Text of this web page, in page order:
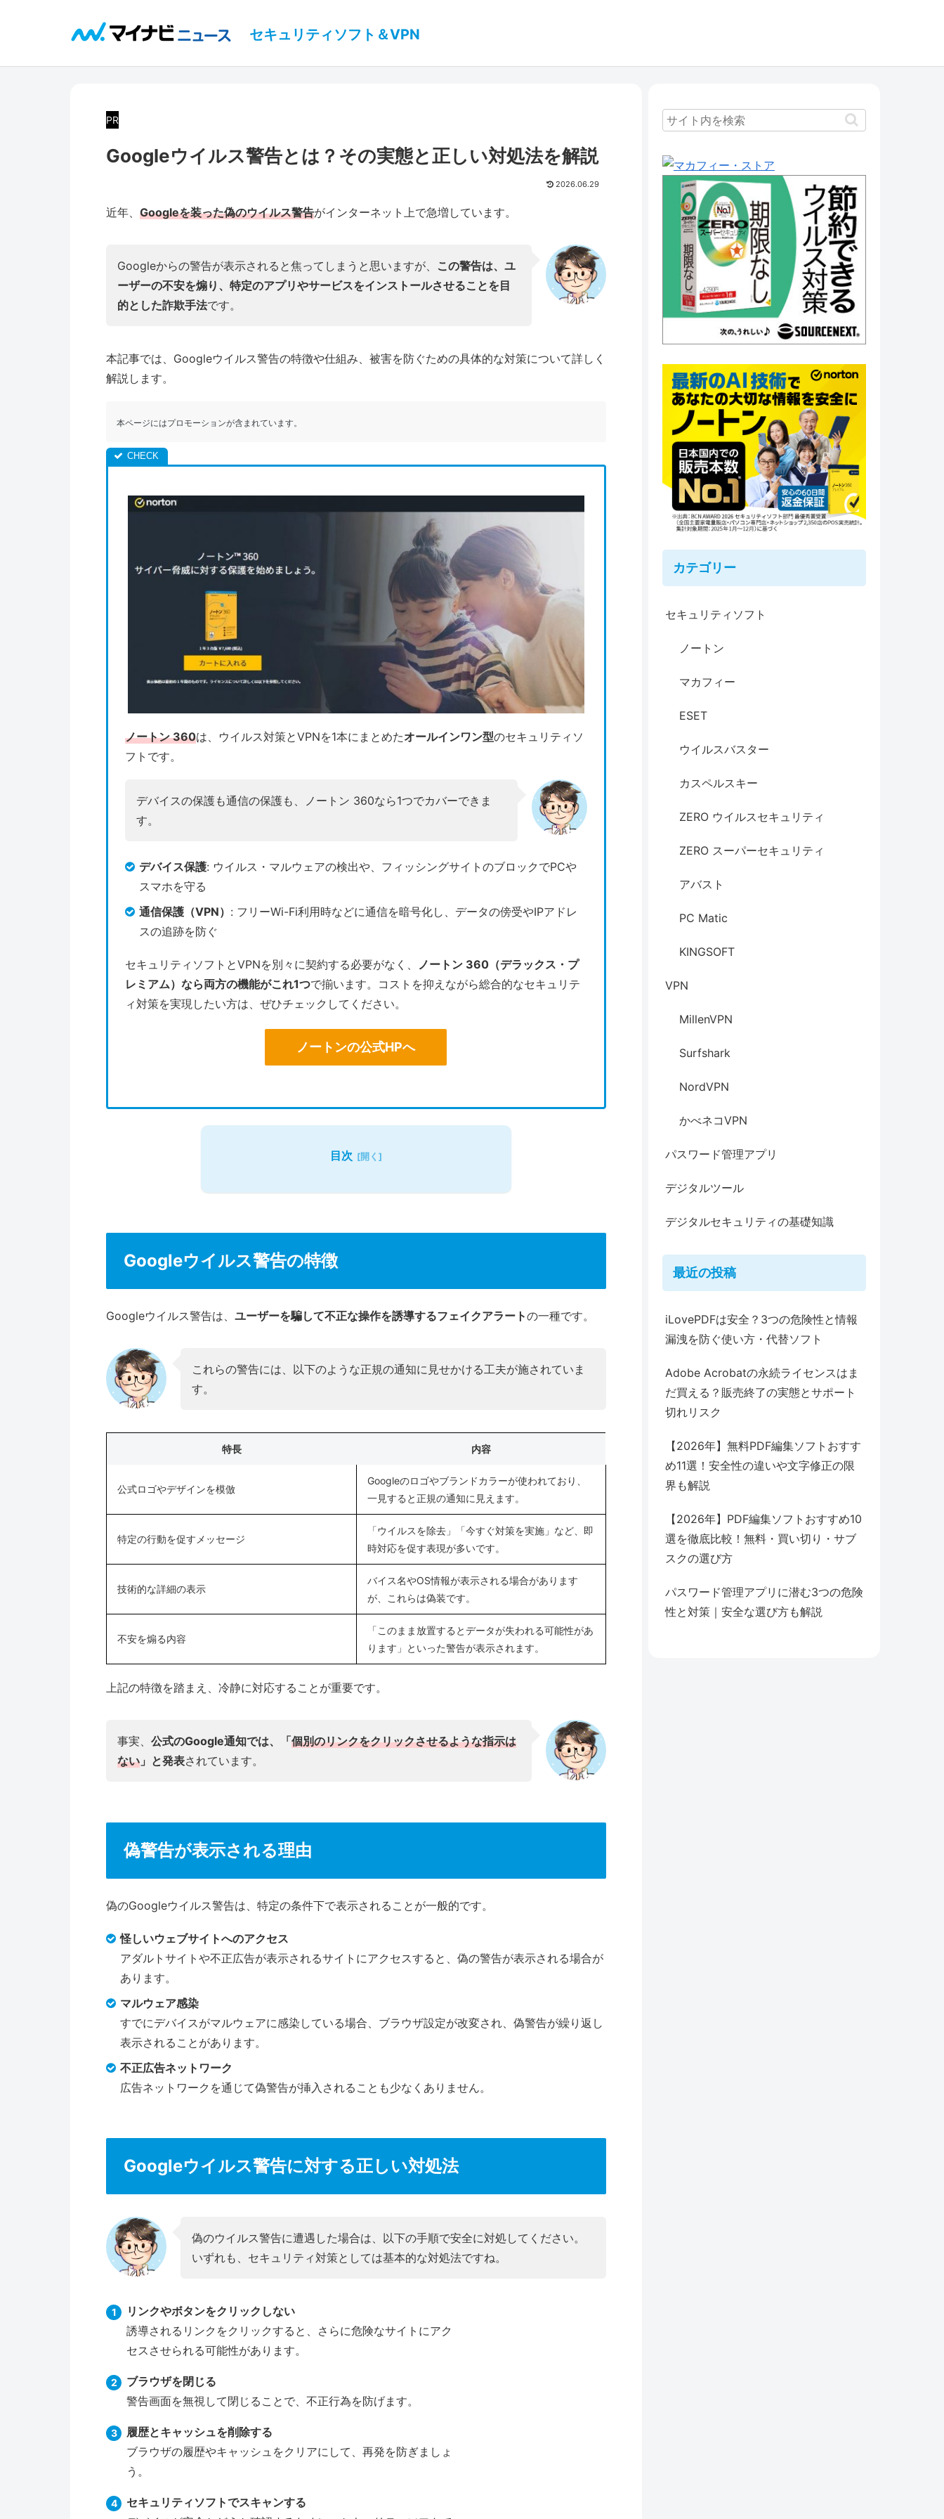
セキュリティソフト＆VPN
PR
Googleウイルス警告とは？その実態と正しい対処法を解説
2026.06.29
近年、Googleを装った偽のウイルス警告がインターネット上で急増しています。
Googleからの警告が表示されると焦ってしまうと思いますが、 この警告は、ユ
ーザーの不安を煽り、特定のアプリやサービスをインストールさせることを目
的とした詐欺手法です。
本記事では、Googleウイルス警告の特徴や仕組み、被害を防ぐための具体的な対策について詳しく
解説します。
本ページにはプロモーションが含まれています。
ノートン 360は、ウイルス対策とVPNを1本にまとめたオールインワン型のセキュリティソ
フトです。
デバイスの保護も通信の保護も、ノートン 360なら1つでカバーできま
す。
デバイス保護: ウイルス・マルウェアの検出や、フィッシングサイトのブロックでPCや
スマホを守る
通信保護（VPN） : フリーWi-Fi利用時などに通信を暗号化し、データの傍受やIPアドレ
スの追跡を防ぐ
セキュリティソフトとVPNを別々に契約する必要がなく、 ノートン 360（デラックス・プ
レミアム）なら両方の機能がこれ1つで揃います。コストを抑えながら総合的なセキュリテ
ィ対策を実現したい方は、ぜひチェックしてください。
ノートンの公式HPへ
目次
Googleウイルス警告の特徴
Googleウイルス警告は、ユーザーを騙して不正な操作を誘導するフェイクアラートの一種です。
これらの警告には、以下のような正規の通知に見せかける工夫が施されていま
す。
特長 内容
公式ロゴやデザインを模倣
Googleのロゴやブランドカラーが使われており、
一見すると正規の通知に見えます。
特定の行動を促すメッセージ
「ウイルスを除去」「今すぐ対策を実施」など、即
時対応を促す表現が多いです。
技術的な詳細の表示
バイス名やOS情報が表示される場合があります
が、これらは偽装です。
不安を煽る内容
「このまま放置するとデータが失われる可能性があ
ります」といった警告が表示されます。
上記の特徴を踏まえ、冷静に対応することが重要です。
事実、公式のGoogle通知では、「個別のリンクをクリックさせるような指示は
ない 」と発表されています。
偽警告が表示される理由
偽のGoogleウイルス警告は、特定の条件下で表示されることが一般的です。
怪しいウェブサイトへのアクセス
アダルトサイトや不正広告が表示されるサイトにアクセスすると、偽の警告が表示される場合が
あります。
マルウェア感染
すでにデバイスがマルウェアに感染している場合、ブラウザ設定が改変され、偽警告が繰り返し
表示されることがあります。
不正広告ネットワーク
広告ネットワークを通じて偽警告が挿入されることも少なくありません。
Googleウイルス警告に対する正しい対処法
偽のウイルス警告に遭遇した場合は、以下の手順で安全に対処してください。
いずれも、セキュリティ対策としては基本的な対処法ですね。
リンクやボタンをクリックしない
誘導されるリンクをクリックすると、さらに危険なサイトにアク
セスさせられる可能性があります。
ブラウザを閉じる
警告画面を無視して閉じることで、不正行為を防げます。
履歴とキャッシュを削除する
ブラウザの履歴やキャッシュをクリアにして、再発を防ぎましょ
う。
セキュリティソフトでスキャンする
カテゴリー
セキュリティソフト
ノートン
マカフィー
ESET
ウイルスバスター
カスペルスキー
ZERO ウイルスセキュリティ
ZERO スーパーセキュリティ
アバスト
PC Matic
KINGSOFT
VPN
MillenVPN
Surfshark
NordVPN
かべネコVPN
パスワード管理アプリ
デジタルツール
デジタルセキュリティの基礎知識
最近の投稿
iLovePDFは安全？3つの危険性と情報
漏洩を防ぐ使い方・代替ソフト
Adobe Acrobatの永続ライセンスはま
だ買える？販売終了の実態とサポート
切れリスク
【2026年】無料PDF編集ソフトおすす
め11選！安全性の違いや文字修正の限
界も解説
【2026年】PDF編集ソフトおすすめ10
選を徹底比較！無料・買い切り・サブ
スクの選び方
パスワード管理アプリに潜む3つの危険
性と対策｜安全な選び方も解説